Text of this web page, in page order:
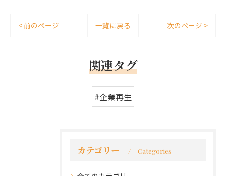
< 前のページ 一覧に戻る 次のページ >
関連タグ
#企業再生
カテゴリー Categories